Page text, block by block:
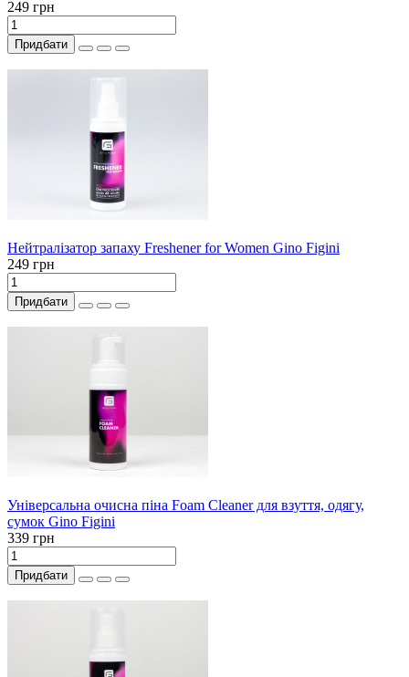
249 грн
Придбати
Нейтралізатор запаху Freshener for Women Gino Figini
249 грн
Придбати
Універсальна очисна піна Foam Cleaner для взуття, одягу,
сумок Gino Figini
339 грн
Придбати